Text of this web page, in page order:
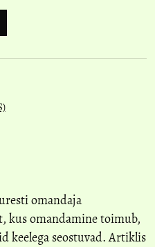
omandaja
kus omandamine toimub,
keelega seostuvad. Artiklis